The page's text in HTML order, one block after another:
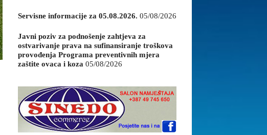
Servisne informacije za 05.08.2026. 05/08/2026
Javni poziv za podnošenje zahtjeva za
ostvarivanje prava na sufinansiranje troškova
provođenja Programa preventivnih mjera
zaštite ovaca i koza 05/08/2026